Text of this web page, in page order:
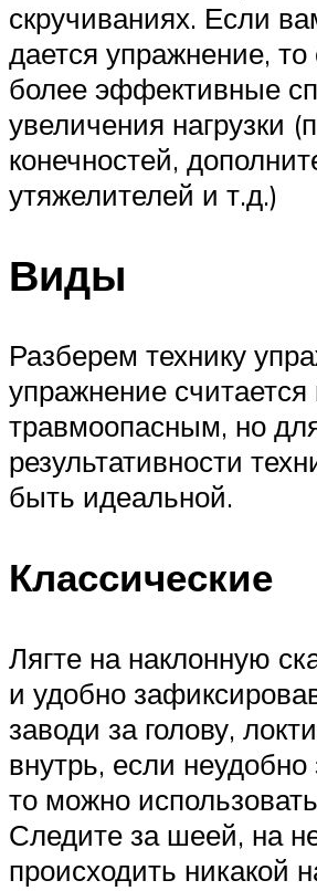
скручиваниях. Если
дается упражнение,
более эффективные
увеличения нагрузки
конечностей,
утяжелителей и т.д.)
Виды
Разберем технику
упражнение считается
травмоопасным, но
результативности
быть идеальной.
Классические
Лягте на наклонную
и удобно
заводи за голову,
внутрь, если неудобно
то можно
Следите за шеей, на
происходить никакой